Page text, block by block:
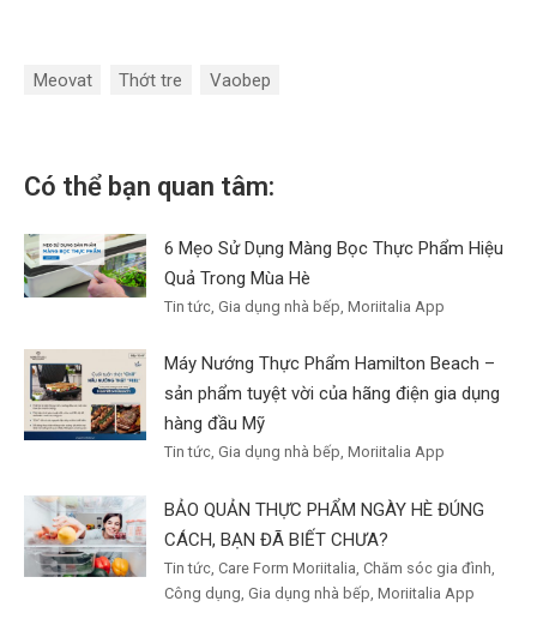
Meovat Thớt tre Vaobep
Có thể bạn quan tâm:
6 Mẹo Sử Dụng Màng Bọc Thực Phẩm Hiệu
Quả Trong Mùa Hè
Tin tức, Gia dụng nhà bếp, Moriitalia App
Máy Nướng Thực Phẩm Hamilton Beach –
sản phẩm tuyệt vời của hãng điện gia dụng
hàng đầu Mỹ
Tin tức, Gia dụng nhà bếp, Moriitalia App
BẢO QUẢN THỰC PHẨM NGÀY HÈ ĐÚNG
CÁCH, BẠN ĐÃ BIẾT CHƯA?
Tin tức, Care Form Moriitalia, Chăm sóc gia đình,
Công dụng, Gia dụng nhà bếp, Moriitalia App